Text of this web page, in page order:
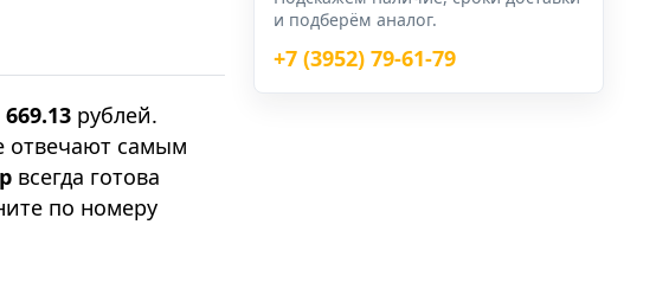
669.13 рублей.
отвечают самым
всегда готова
по номеру
и подберём аналог.
+7 (3952) 79-61-79